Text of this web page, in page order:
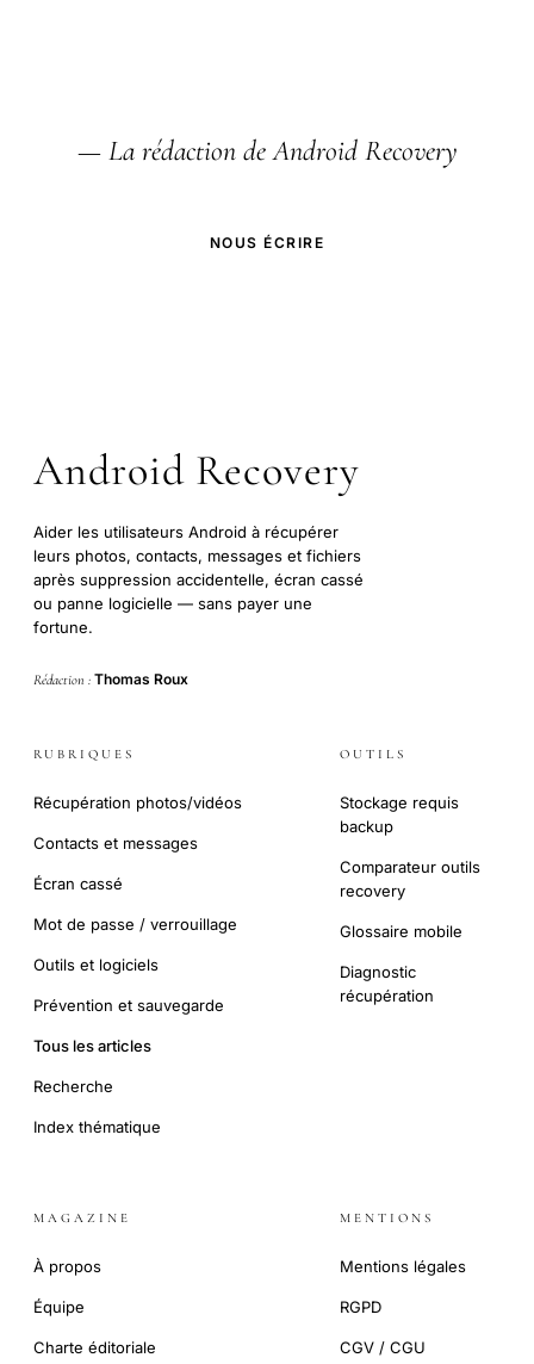
— La rédaction de Android Recovery
NOUS ÉCRIRE
Android Recovery
Aider les utilisateurs Android à récupérer
leurs photos, contacts, messages et fichiers
après suppression accidentelle, écran cassé
ou panne logicielle — sans payer une
fortune.
Rédaction : Thomas Roux
RUBRIQUES
Récupération photos/vidéos
Contacts et messages
Écran cassé
Mot de passe / verrouillage
Outils et logiciels
Prévention et sauvegarde
Tous les articles
Recherche
Index thématique
OUTILS
Stockage requis
backup
Comparateur outils
recovery
Glossaire mobile
Diagnostic
récupération
MAGAZINE
À propos
Équipe
Charte éditoriale
MENTIONS
Mentions légales
RGPD
CGV / CGU